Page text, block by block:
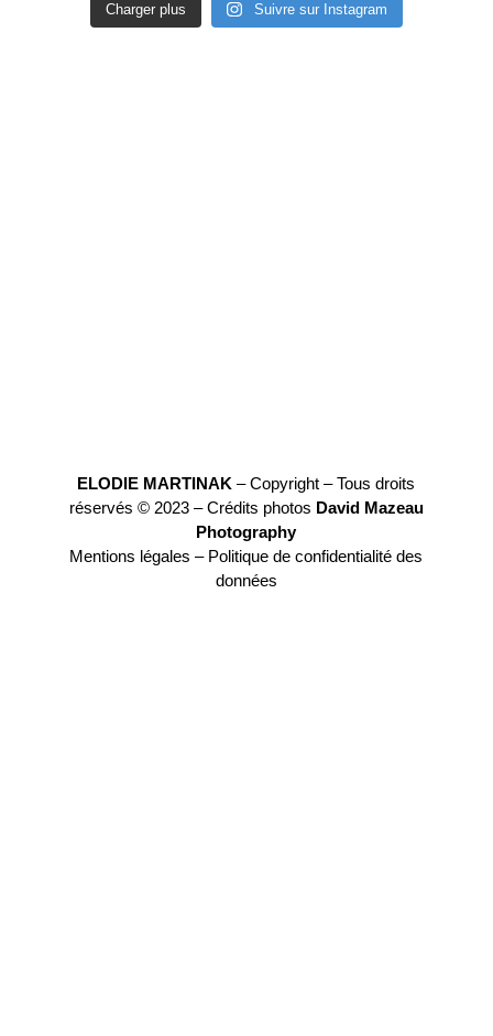
Charger plus Suivre sur Instagram
ELODIE MARTINAK – Copyright – Tous droits
réservés © 2023 – Crédits photos David Mazeau
Photography
Mentions légales – Politique de confidentialité des
données